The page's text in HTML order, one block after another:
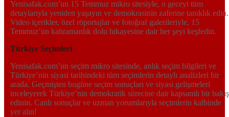
Yenisafak.com’un 15 Temmuz mikro sitesiyle, o geceyi tüm
detaylarıyla yeniden yaşayın ve demokrasinin zaferine tanıklık edin.
Video içerikler, özel röportajlar ve fotoğraf galerileriyle, 15
Temmuz’un kahramanlık dolu hikayesine dair her şeyi keşfedin.
Türkiye Seçimleri
Yenisafak.com’un seçim mikro sitesinde, anlık seçim bilgileri ve
Türkiye’nin siyasi tarihindeki tüm seçimlerin detaylı analizleri bir
arada. Geçmişten bugüne seçim sonuçları ve siyasi gelişmeleri
inceleyerek Türkiye’nin demokratik sürecine dair kapsamlı bir bakış
edinin. Canlı sonuçlar ve uzman yorumlarıyla seçimlerin kalbinde
yer alın!